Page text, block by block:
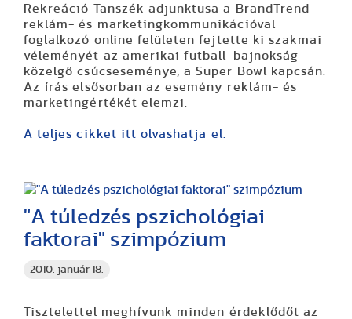
Rekreáció Tanszék adjunktusa a BrandTrend
reklám- és marketingkommunikációval
foglalkozó online felületen fejtette ki szakmai
véleményét az amerikai futball-bajnokság
közelgő csúcseseménye, a Super Bowl kapcsán.
Az írás elsősorban az esemény reklám- és
marketingértékét elemzi.
A teljes cikket itt olvashatja el.
2010. január 18.
"A túledzés pszichológiai
faktorai" szimpózium
Tisztelettel meghívunk minden érdeklődőt az